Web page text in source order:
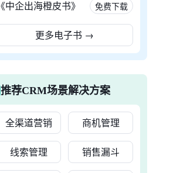
《中企出海橙皮书》 免费下载
更多电子书 →
推荐CRM场景解决方案
全渠道营销 商机管理
线索管理 销售漏斗